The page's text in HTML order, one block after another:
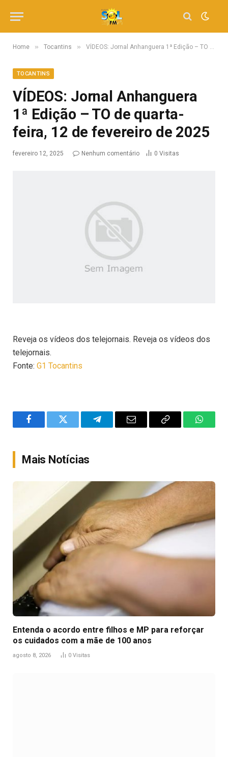
Home » Tocantins » VÍDEOS: Jornal Anhanguera 1ª Edição – TO de quarta-feira, 12 de fevereiro de 2025
TOCANTINS
VÍDEOS: Jornal Anhanguera
1ª Edição – TO de quarta-
feira, 12 de fevereiro de 2025
fevereiro 12, 2025 Nenhum comentário 0 Visitas
Reveja os vídeos dos telejornais. Reveja os vídeos dos
telejornais.
Fonte: G1 Tocantins
FacebookTwitter TelegramEmail
Copy
Mais Notícias
Entenda o acordo entre filhos e MP para reforçar
os cuidados com a mãe de 100 anos
agosto 8, 2026 0 Visitas